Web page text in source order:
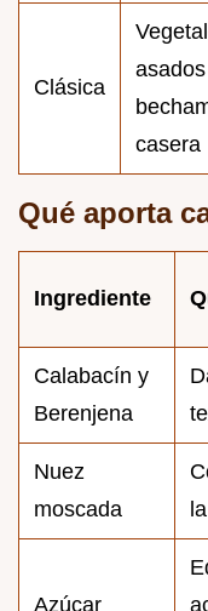
Clásica
casera
Qué aporta
Ingrediente
Calabacín y
Berenjena
Nuez
moscada
Azúcar